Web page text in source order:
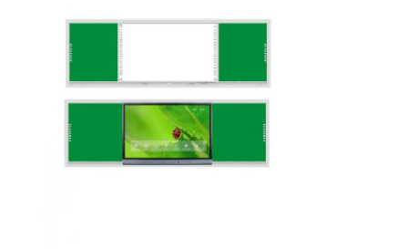
Wechselwirkender Touch Screen Whiteboard
alle in einem wechselwirkenden whiteboard
tragbares wechselwirkendes whiteboard
Intelligente Tafel